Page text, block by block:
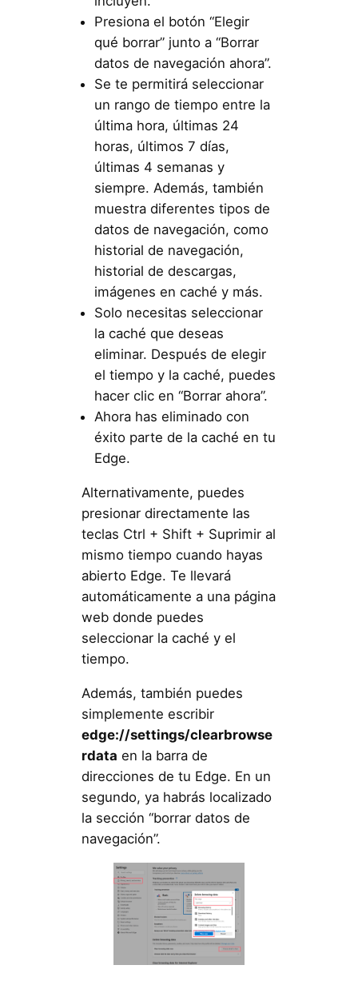
Presiona el botón “Elegir
qué borrar” junto a “Borrar
datos de navegación ahora”.
Se te permitirá seleccionar
un rango de tiempo entre la
última hora, últimas 24
horas, últimos 7 días,
últimas 4 semanas y
siempre. Además, también
muestra diferentes tipos de
datos de navegación, como
historial de navegación,
historial de descargas,
imágenes en caché y más.
Solo necesitas seleccionar
la caché que deseas
eliminar. Después de elegir
el tiempo y la caché, puedes
hacer clic en “Borrar ahora”.
Ahora has eliminado con
éxito parte de la caché en tu
Edge.
Alternativamente, puedes
presionar directamente las
teclas Ctrl + Shift + Suprimir al
mismo tiempo cuando hayas
abierto Edge. Te llevará
automáticamente a una página
web donde puedes
seleccionar la caché y el
tiempo.
Además, también puedes
simplemente escribir
edge://settings/clearbrowse
rdata en la barra de
direcciones de tu Edge. En un
segundo, ya habrás localizado
la sección “borrar datos de
navegación”.